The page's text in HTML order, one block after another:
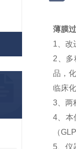
薄膜
1、改
2、多
品，
临床
3、两
4、本
（
5、仪